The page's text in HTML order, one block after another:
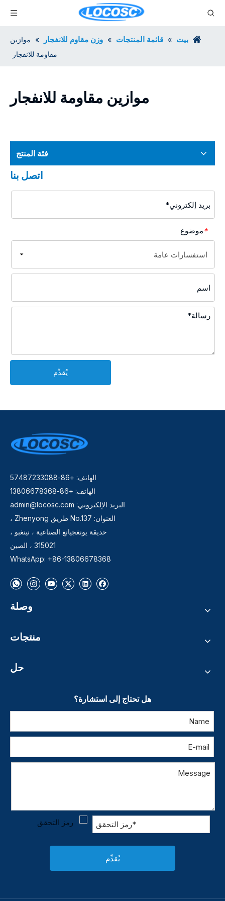
بيت » قائمة المنتجات » وزن مقاوم للانفجار » موازين
مقاومة للانفجار
موازين مقاومة للانفجار
فئة المنتج
اتصل بنا
*موضوع
يُقدِّم
الهاتف: +86-57487233088
الهاتف: +86-13806678368
البريد الإلكتروني: admin@locosc.com
العنوان: No.137 طريق Zhenyong ،
حديقة يونغجيانغ الصناعية ، نينغبو ،
315021 ، الصين
WhatsApp: +86-13806678368
وصلة
منتجات
حل
هل تحتاج إلى استشارة؟
يُقدِّم